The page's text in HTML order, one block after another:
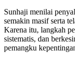
Sunhaji menilai
semakin masif serta
Karena itu, langkah
sistematis, dan
pemangku